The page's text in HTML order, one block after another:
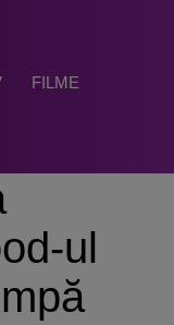
FILME
ul